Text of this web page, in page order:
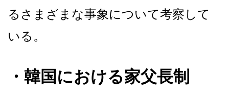
るさまざまな事象について考察して
いる。
・韓国における家父長制